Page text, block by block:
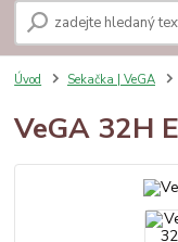
Úvod Sekačka | VeGA
VeGA 32H